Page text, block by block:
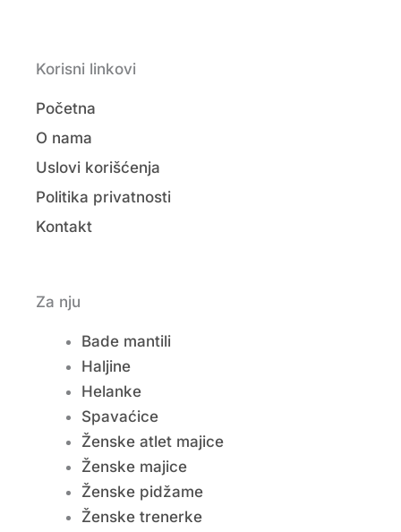
Korisni linkovi
Početna
O nama
Uslovi korišćenja
Politika privatnosti
Kontakt
Za nju
Bade mantili
Haljine
Helanke
Spavaćice
Ženske atlet majice
Ženske majice
Ženske pidžame
Ženske trenerke